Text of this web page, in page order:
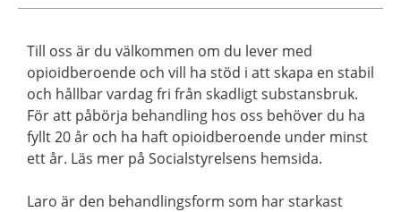
Till oss är du välkommen om du lever med
opioidberoende och vill ha stöd i att skapa en stabil
och hållbar vardag fri från skadligt substansbruk.
För att påbörja behandling hos oss behöver du ha
fyllt 20 år och ha haft opioidberoende under minst
ett år. Läs mer på Socialstyrelsens hemsida.
Laro är den behandlingsform som har starkast